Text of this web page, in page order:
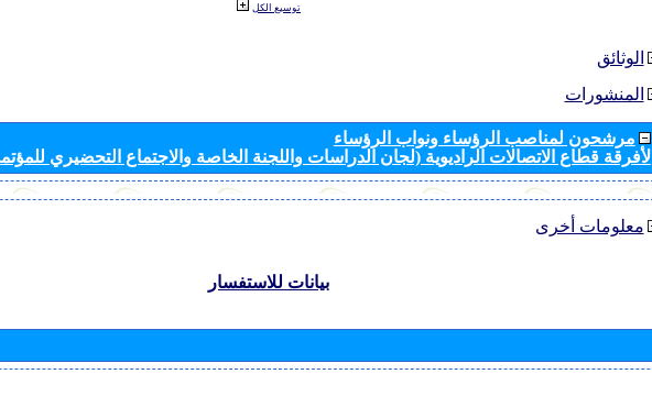
توسيع الكل
الوثائق
المنشورات
مرشحون لمناصب الرؤساء ونواب الرؤساء
لأفرقة قطاع الاتصالات الراديوية (لجان الدراسات واللجنة الخاصة والاجتماع التحضيري
معلومات أخرى
بيانات للاستفسار